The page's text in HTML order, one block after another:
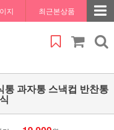
지 최근본상품
과자통 스낵컵 반찬통